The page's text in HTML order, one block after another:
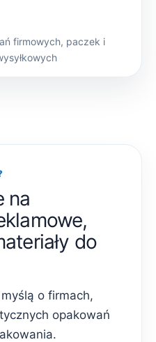
firmowych, paczek i
na
do
myślą o firmach,
opakowań